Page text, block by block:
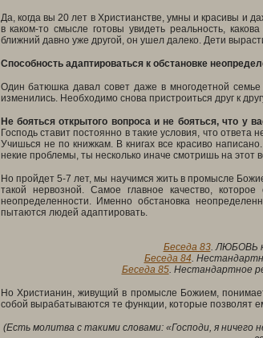
Да, когда вы 20 лет в Христианстве, умны и красивы и
в каком-то смысле готовы увидеть реальность,
ближний давно уже другой, он ушел далеко. Дети
Способность адаптироваться к обстановке
Один батюшка давал совет даже в многодетной
изменились. Необходимо снова пристроиться друг к
Не бояться открытого вопроса и не бояться, что у
Господь ставит постоянно в такие условия, что
Учишься не по книжкам. В книгах все красиво
некие проблемы, ты несколько иначе смотришь на этот
Но пройдет 5-7 лет, мы научимся жить в промысле
такой нервозной. Самое главное качество,
неопределенности. Именно обстановка
пытаются людей адаптировать.
Беседа 83. ЛЮБОВЬ
Беседа 84.
Беседа 85. Нестандартное
Но Христианин, живущий в промысле Божием,
собой вырабатываются те функции, которые позволят
(Есть молитва с такими словами: «Господи, я ничего